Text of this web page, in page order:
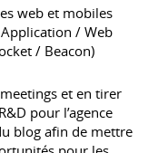
web et mobiles
/ Web
/ Beacon)
et en tirer
pour l’agence
blog afin de mettre